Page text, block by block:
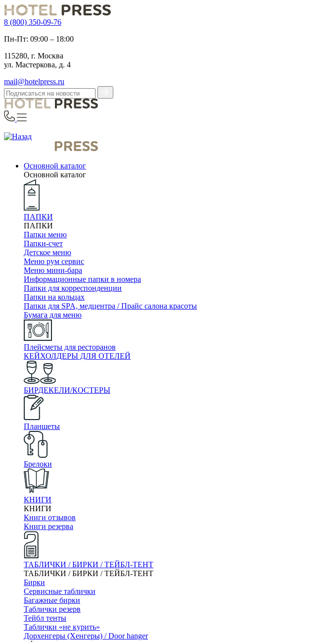
8 (800) 350-09-76
Пн-Пт: 09:00 – 18:00
115280, г. Москва
ул. Мастеркова, д. 4
mail@hotelpress.ru
Основной каталог
Основной каталог
ПАПКИ
ПАПКИ
Папки меню
Папки-счет
Детское меню
Меню рум сервис
Меню мини-бара
Информационные папки в номера
Папки для корреспонденции
Папки на кольцах
Папки для SPA, медцентра / Прайс салона красоты
Бумага для меню
Плейсметы для ресторанов
КЕЙХОЛДЕРЫ ДЛЯ ОТЕЛЕЙ
БИРДЕКЕЛИ/КОСТЕРЫ
Планшеты
Брелоки
КНИГИ
КНИГИ
Книги отзывов
Книги резерва
ТАБЛИЧКИ / БИРКИ / ТЕЙБЛ-ТЕНТ
ТАБЛИЧКИ / БИРКИ / ТЕЙБЛ-ТЕНТ
Бирки
Сервисные таблички
Багажные бирки
Таблички резерв
Тейбл тенты
Таблички «не курить»
Дорхенгеры (Хенгеры) / Door hanger